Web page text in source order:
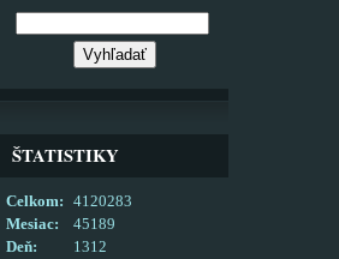
ŠTATISTIKY
Celkom:
4120283
Mesiac:
45189
Deň:
1312